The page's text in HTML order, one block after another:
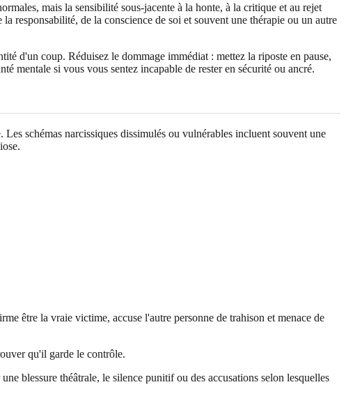
mais la sensibilité sous-jacente à la honte, à la critique et au rejet
responsabilité, de la conscience de soi et souvent une thérapie ou un autre
d'un coup. Réduisez le dommage immédiat : mettez la riposte en pause,
mentale si vous vous sentez incapable de rester en sécurité ou ancré.
schémas narcissiques dissimulés ou vulnérables incluent souvent une
être la vraie victime, accuse l'autre personne de trahison et menace de
qu'il garde le contrôle.
blessure théâtrale, le silence punitif ou des accusations selon lesquelles